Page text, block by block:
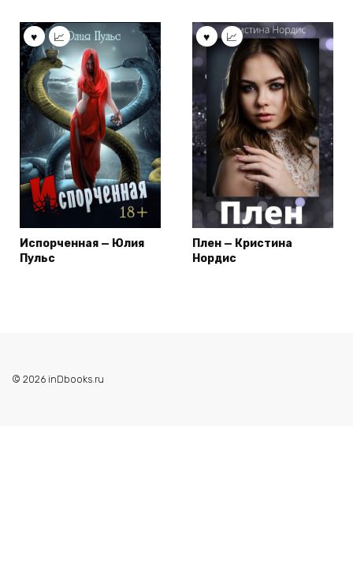
Испорченная — Юлия
Пульс
Плен — Кристина
Нордис
© 2026 inDbooks.ru